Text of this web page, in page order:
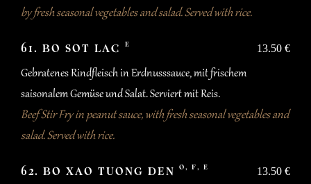
by fresh seasonal vegetables and salad. Served with rice.
61. BO SOT LACE 13.50 €
Gebratenes Rindfleisch in Erdnusssauce, mit frischem
saisonalem Gemüse und Salat. Serviert mit Reis.
Beef Stir Fry in peanut sauce, with fresh seasonal vegetables and
salad. Served with rice.
62. BO XAO TUONG DENO, F, E 13.50 €